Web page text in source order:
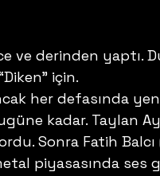
ve derinden yaptı.
için.
her defasında
kadar. Taylan
Sonra Fatih Balcı
piyasasında ses